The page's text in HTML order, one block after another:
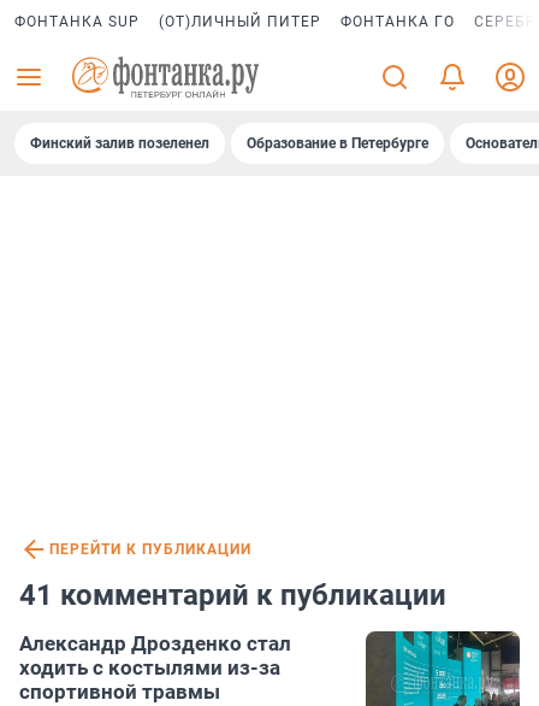
ФОНТАНКА SUP (ОТ)ЛИЧНЫЙ ПИТЕР ФОНТАНКА ГО
Финский залив позеленел Образование в Петербурге
ПЕРЕЙТИ К ПУБЛИКАЦИИ
41 комментарий к публикации
Александр Дрозденко стал
ходить с костылями из-за
спортивной травмы